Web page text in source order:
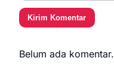
Kirim Komentar
Belum ada komentar.